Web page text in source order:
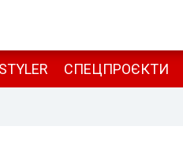
STYLER СПЕЦПРОЄКТИ